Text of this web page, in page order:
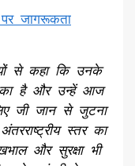
जागरूकता
से कहा कि उनके
का है और उन्हें आज
जी जान से जुटना
स्तर का
और सुरक्षा भी